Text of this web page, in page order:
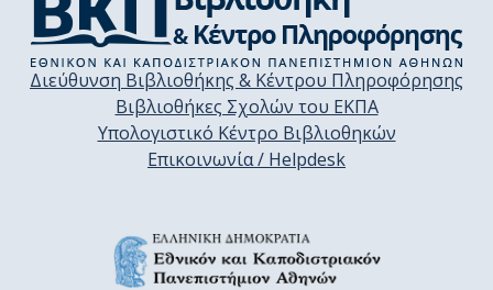
Διεύθυνση Βιβλιοθήκης & Κέντρου Πληροφόρησης
Βιβλιοθήκες Σχολών του ΕΚΠΑ
Υπολογιστικό Κέντρο Βιβλιοθηκών
Επικοινωνία / Helpdesk